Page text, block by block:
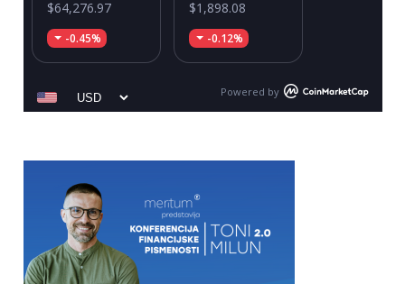
$64,276.97
-0.45%
$1,898.08
-0.12%
Powered by